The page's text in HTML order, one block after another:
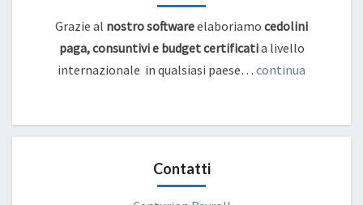
Grazie al nostro softwareelaboriamo cedolini
paga, consuntivi e budget certificatia livello
internazionale in qualsiasi paese… continua
Contatti